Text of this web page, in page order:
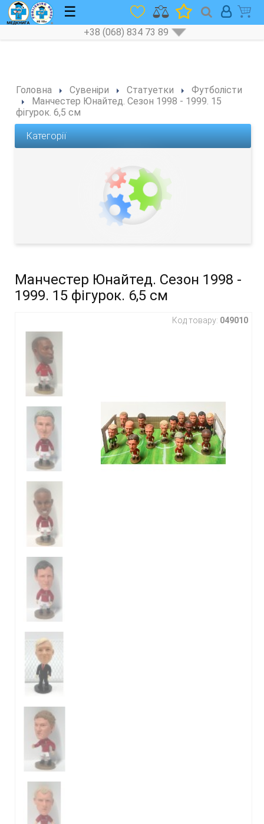
☰
+38 (068) 834 73 89
Головна Сувеніри Статуетки
Футболісти
Манчестер Юнайтед. Сезон 1998 - 1999. 15
фігурок. 6,5 см
Категорії
Манчестер Юнайтед. Сезон 1998 -
1999. 15 фігурок. 6,5 см
Код товару: 049010